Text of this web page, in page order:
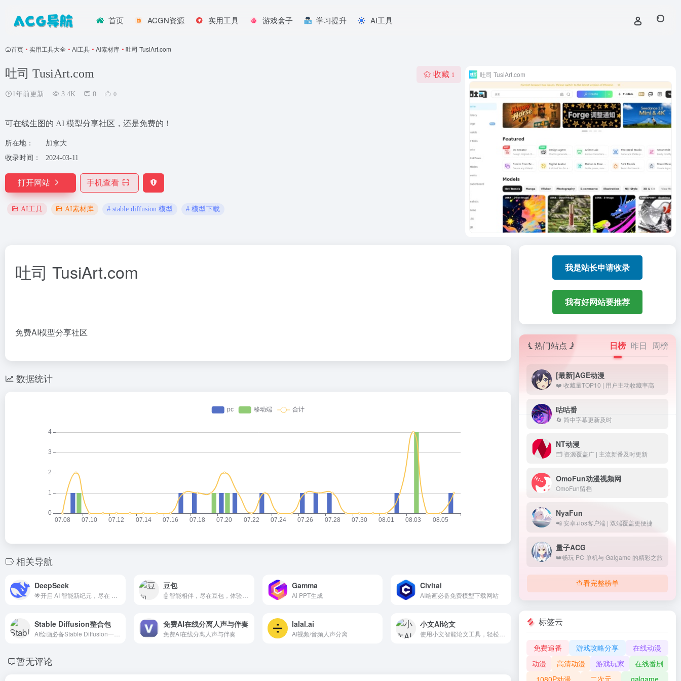
首页 ACGN资源 实用工具 游戏盒子 学习提升 AI工具
首页 • 实用工具大全 • AI工具 • AI素材库 • 吐司 TusiArt.com
吐司 TusiArt.com
1年前更新 3.4K 0 0
收藏 1
可在线生图的 AI 模型分享社区，还是免费的！
所在地：
加拿大
收录时间：
2024-03-11
打开网站 手机查看
AI工具 AI素材库 # stable diffusion 模型 # 模型下载
吐司 TusiArt.com
吐司 TusiArt.com
免费AI模型分享社区
数据统计
相关导航
DeepSeek 豆包 Gamma
Ai PPT生成
Civitai
AI绘画必备免费模型下载网站
Stable Diffusion整合包 免费AI在线分离人声与伴奏
免费AI在线分离人声与伴奏
lalal.ai
AI视频/音频人声分离
小文AI论文
暂无评论
我是站长申请收录
我有好网站要推荐
热门站点 日榜 昨日 周榜
[最新]AGE动漫
❤️ 收藏量TOP10 | 用户主动收藏率高
咕咕番
🔄 简中字幕更新及时
NT动漫
🗂️ 资源覆盖广 | 主流新番及时更新
OmoFun动漫视频网
OmoFun留档
NyaFun
📲 安卓+ios客户端 | 双端覆盖更便捷
量子ACG
👑畅玩 PC 单机与 Galgame 的精彩之旅
查看完整榜单
标签云
免费追番 游戏攻略分享
在线动漫
动漫
高清动漫 游戏玩家
在线番剧
1080P动漫
二次元 galgame